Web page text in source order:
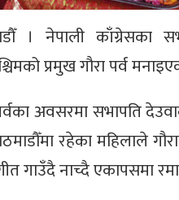
। नेपाली काँग्रेसका
प्रमुख गौरा पर्व
अवसरमा सभापति
रहेका महिलाले
गाउँदै नाच्दै एकापसमा